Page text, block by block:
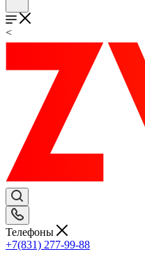
<
Телефоны
+7(831) 277-99-88